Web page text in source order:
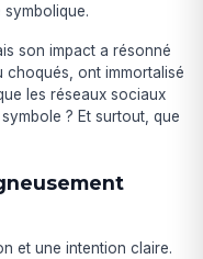
son impact a résonné
choqués, ont immortalisé
les réseaux sociaux
? Et surtout, que
et une intention claire.